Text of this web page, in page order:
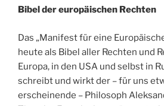
Bibel der europäischen Rechten
Das „Manifest für eine
heute als Bibel aller Rechten und
Europa, in den USA und selbst in
schreibt und wirkt der – für uns
erscheinende – Philosoph